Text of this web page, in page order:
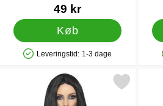
Orange
Varenr 3897749 kr
Køb
Produkttilgængelighed: På lager
Leveringstid: 1-3 dage
Markér hekseparyk Sort Lang